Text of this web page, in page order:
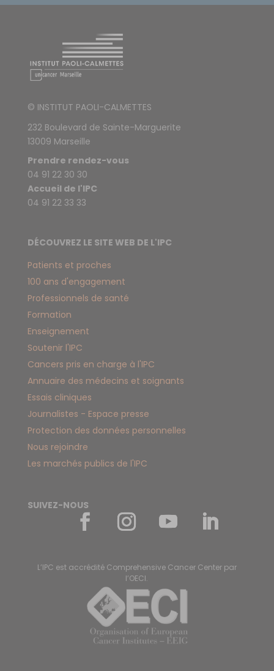
© INSTITUT PAOLI-CALMETTES
232 Boulevard de Sainte-Marguerite
13009 Marseille
Prendre rendez-vous
04 91 22 30 30
Accueil de l'IPC
04 91 22 33 33
DÉCOUVREZ LE SITE WEB DE L'IPC
Patients et proches
100 ans d'engagement
Professionnels de santé
Formation
Enseignement
Soutenir l'IPC
Cancers pris en charge à l'IPC
Annuaire des médecins et soignants
Essais cliniques
Journalistes - Espace presse
Protection des données personnelles
Nous rejoindre
Les marchés publics de l'IPC
SUIVEZ-NOUS
L’IPC est accrédité Comprehensive Cancer Center par
l’OECI.